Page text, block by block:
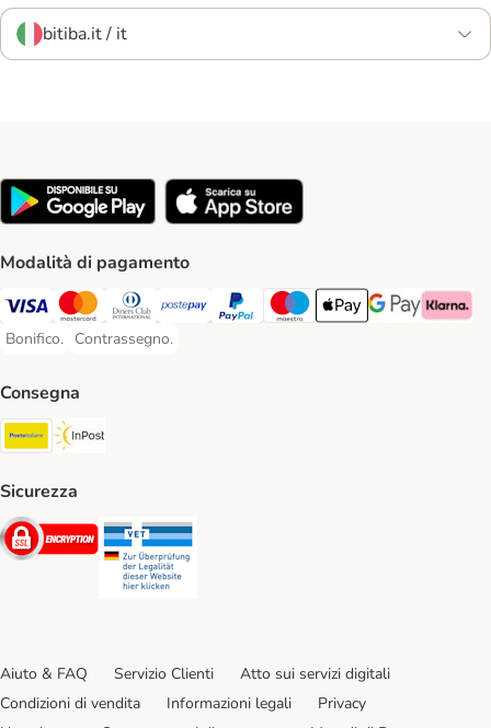
bitiba.it / it
Modalità di pagamento
Visa. Payment Method
Mastercard. Payment Method
Diners Club. Payment Method
Postepay. Payment Method
PayPal. Payment Method
Maestro. Payment Method
Apple pay. Payment
Google Pay
Klarna
Bonifico.
Bonifico. Payment Method
Contrassegno.
Contrassegno. Payment Method
Consegna
Poste Italiane. Shipping Method
Sicurezza
Security
Aiuto & FAQ Servizio Clienti
Atto sui servizi digitali
Condizioni di vendita
Informazioni legali
Privacy